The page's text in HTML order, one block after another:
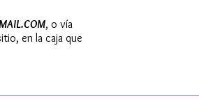
, o vía
en la caja que